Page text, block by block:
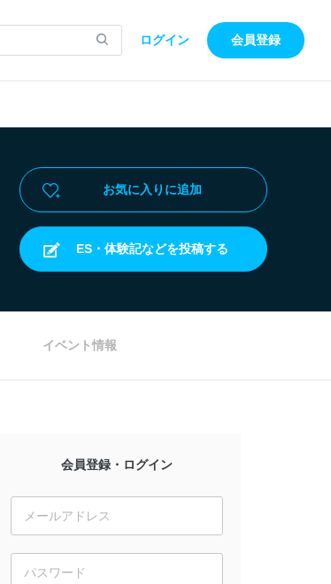
ログイン 会員登録
お気に入りに追加
ES・体験記などを投稿する
イベント情報
会員登録・ログイン